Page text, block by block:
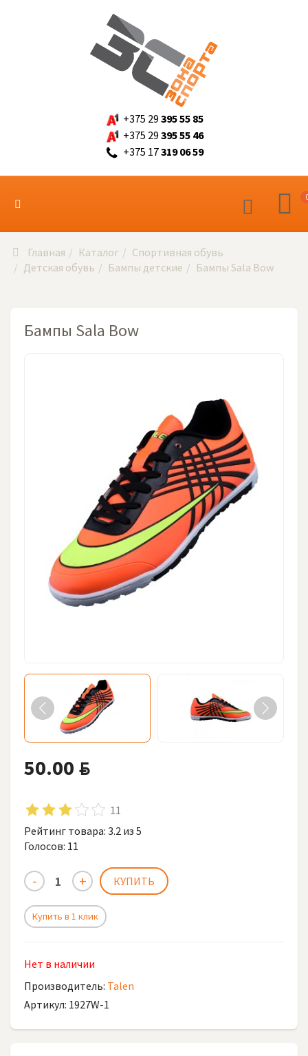
+375 29 395 55 85
+375 29 395 55 46
+375 17319 06 59
Главная Каталог
Спортивная обувь
Детская обувь
Бампы детские Бампы Sala Bow
Бампы Sala Bow
50.00 BYN
11
Рейтинг товара: 3.2 из 5
Голосов: 11
Купить в 1 клик
Нет в наличии
Производитель: Talen
Артикул: 1927W-1